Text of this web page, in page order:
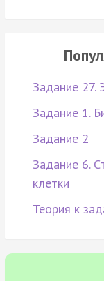
Задание 27.
Задание 1.
Задание 2
Задание 6.
клетки
Теория к